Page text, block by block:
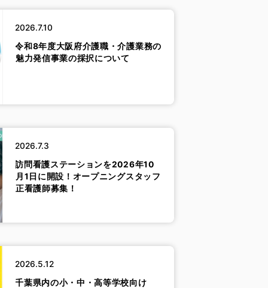
2026.7.10
令和8年度大阪府介護職・介護業務の
魅力発信事業の採択について
2026.7.3
訪問看護ステーションを2026年10
月1日に開設！オープニングスタッフ
正看護師募集！
2026.5.12
千葉県内の小・中・高等学校向け